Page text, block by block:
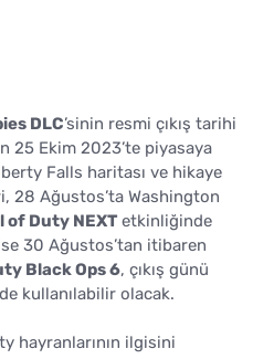
DLC’sinin resmi çıkış tarihi
25 Ekim 2023’te piyasaya
Falls haritası ve hikaye
28 Ağustos’ta Washington
of Duty NEXTetkinliğinde
30 Ağustos’tan itibaren
Black Ops 6, çıkış günü
kullanılabilir olacak.
hayranlarının ilgisini